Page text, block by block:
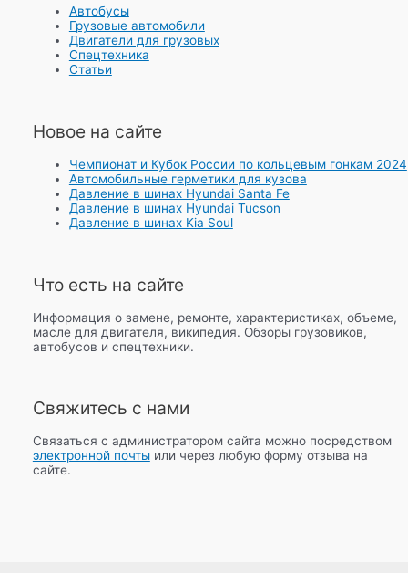
Автобусы
Грузовые автомобили
Двигатели для грузовых
Спецтехника
Статьи
Новое на сайте
Чемпионат и Кубок России по кольцевым гонкам 2024
Автомобильные герметики для кузова
Давление в шинах Hyundai Santa Fe
Давление в шинах Hyundai Tucson
Давление в шинах Kia Soul
Что есть на сайте
Информация о замене, ремонте, характеристиках, объеме,
масле для двигателя, википедия. Обзоры грузовиков,
автобусов и спецтехники.
Свяжитесь с нами
Связаться с администратором сайта можно посредством
электронной почтыили через любую форму отзыва на
сайте.